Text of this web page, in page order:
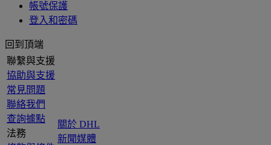
帳號保護
登入和密碼
回到頂端
聯繫與支援
協助與支援
常見問題
聯絡我們
查詢據點
法務
關於 DHL
新聞媒體